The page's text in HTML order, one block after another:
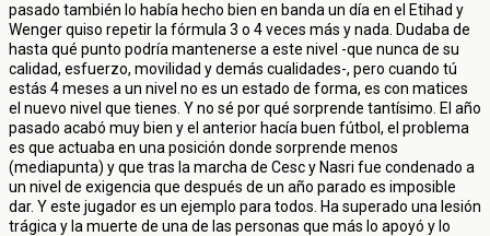
pasado también lo había hecho bien en banda un día en el Etihad y
Wenger quiso repetir la fórmula 3 o 4 veces más y nada. Dudaba de
hasta qué punto podría mantenerse a este nivel -que nunca de su
calidad, esfuerzo, movilidad y demás cualidades-, pero cuando tú
estás 4 meses a un nivel no es un estado de forma, es con matices
el nuevo nivel que tienes. Y no sé por qué sorprende tantísimo. El año
pasado acabó muy bien y el anterior hacía buen fútbol, el problema
es que actuaba en una posición donde sorprende menos
(mediapunta) y que tras la marcha de Cesc y Nasri fue condenado a
un nivel de exigencia que después de un año parado es imposible
dar. Y este jugador es un ejemplo para todos. Ha superado una lesión
trágica y la muerte de una de las personas que más lo apoyó y lo